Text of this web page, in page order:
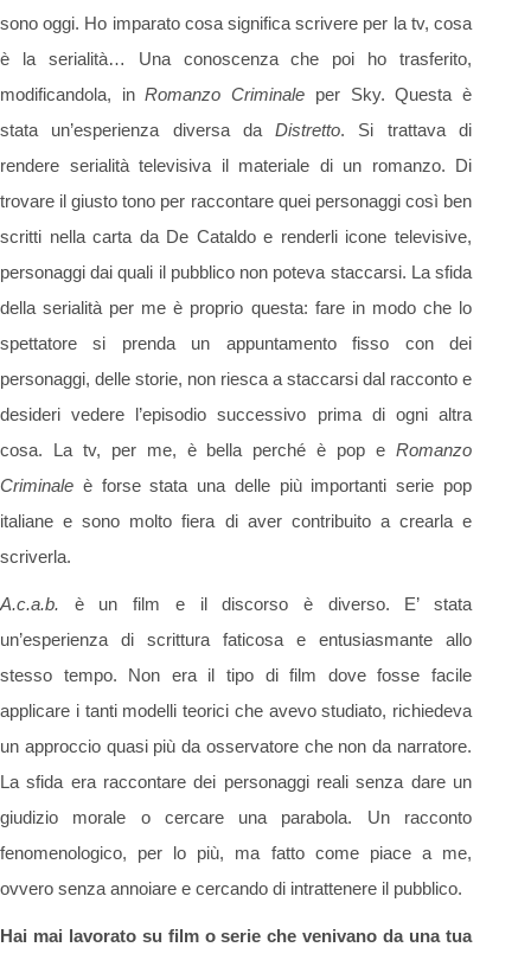
sono oggi. Ho imparato cosa significa scrivere per la tv, cosa
è la serialità… Una conoscenza che poi ho trasferito,
modificandola, inRomanzo Criminale per Sky. Questa è
stata un’esperienza diversa daDistretto. Si trattava di
rendere serialità televisiva il materiale di un romanzo. Di
trovare il giusto tono per raccontare quei personaggi così ben
scritti nella carta da De Cataldo e renderli icone televisive,
personaggi dai quali il pubblico non poteva staccarsi. La sfida
della serialità per me è proprio questa: fare in modo che lo
spettatore si prenda un appuntamento fisso con dei
personaggi, delle storie, non riesca a staccarsi dal racconto e
desideri vedere l’episodio successivo prima di ogni altra
cosa. La tv, per me, è bella perché è pop e Romanzo
Criminale è forse stata una delle più importanti serie pop
italiane e sono molto fiera di aver contribuito a crearla e
scriverla.
A.c.a.b. è un film e il discorso è diverso. E’ stata
un’esperienza di scrittura faticosa e entusiasmante allo
stesso tempo. Non era il tipo di film dove fosse facile
applicare i tanti modelli teorici che avevo studiato, richiedeva
un approccio quasi più da osservatore che non da narratore.
La sfida era raccontare dei personaggi reali senza dare un
giudizio morale o cercare una parabola. Un racconto
fenomenologico, per lo più, ma fatto come piace a me,
ovvero senza annoiare e cercando di intrattenere il pubblico.
Hai mai lavorato su film o serie che venivano da una tua